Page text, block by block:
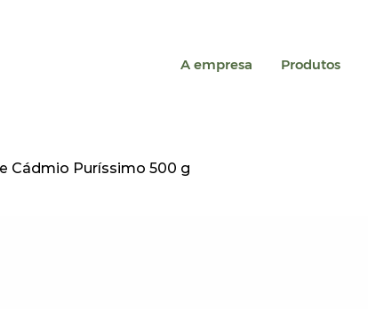
A empresa Produtos
Cádmio Puríssimo 500 g